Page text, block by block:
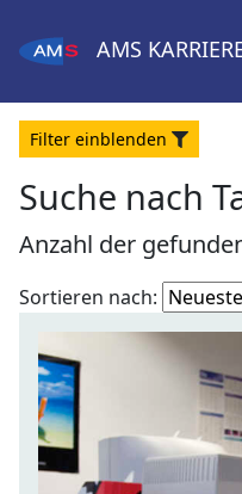
AMS
Filter einblenden
Suche nach
Anzahl der
Sortieren nach: